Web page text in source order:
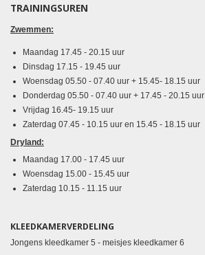
TRAININGSUREN
Zwemmen:
Maandag 17.45 - 20.15 uur
Dinsdag 17.15 - 19.45 uur
Woensdag 05.50 - 07.40 uur + 15.45- 18.15 uur
Donderdag 05.50 - 07.40 uur + 17.45 - 20.15 uur
Vrijdag 16.45- 19.15 uur
Zaterdag 07.45 - 10.15 uur en 15.45 - 18.15 uur
Dryland:
Maandag 17.00 - 17.45 uur
Woensdag 15.00 - 15.45 uur
Zaterdag 10.15 - 11.15 uur
KLEEDKAMERVERDELING
Jongens kleedkamer 5 - meisjes kleedkamer 6